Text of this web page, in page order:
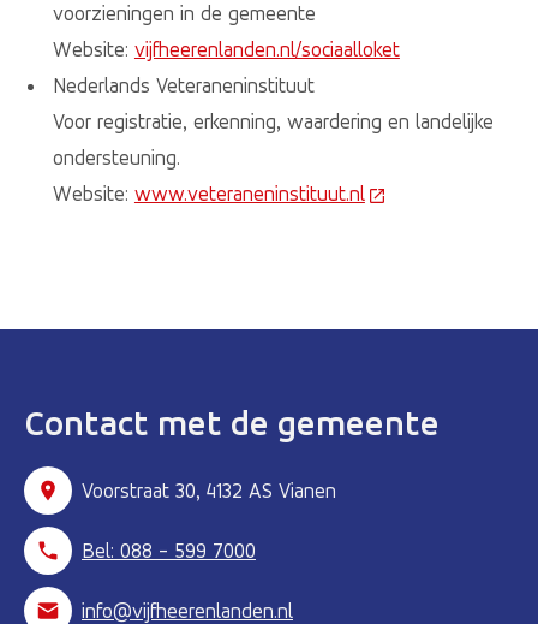
voorzieningen in de gemeente
Website: vijfheerenlanden.nl/sociaalloket
Nederlands Veteraneninstituut
Voor registratie, erkenning, waardering en landelijke
ondersteuning.
​Website: www.veteraneninstituut.nl(Deze link gaat
Contact met de gemeente
Voorstraat 30, 4132 AS Vianen
Bel: 088 - 599 7000
info@vijfheerenlanden.nl